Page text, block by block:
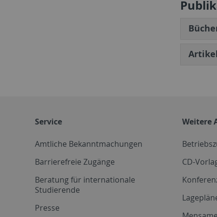
Artikel
Service
Amtliche Bekanntmachungen
Barrierefreie Zugänge
Beratung für internationale
Studierende
Presse
Weitere
CD-